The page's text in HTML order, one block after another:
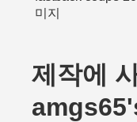
제작에